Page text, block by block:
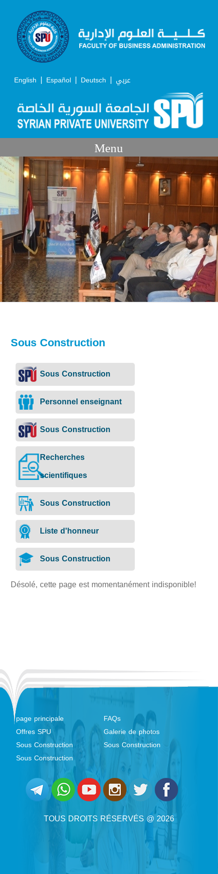
English | Español | Deutsch | عربي
Menu
Sous Construction
Sous Construction
Personnel enseignant
Sous Construction
Recherches
scientifiques
Sous Construction
Liste d'honneur
Sous Construction
Désolé, cette page est momentanément indisponible!
page principale
FAQs
Offres SPU
Galerie de photos
Sous Construction
Sous Construction
Sous Construction
TOUS DROITS RÉSERVÉS @ 2026